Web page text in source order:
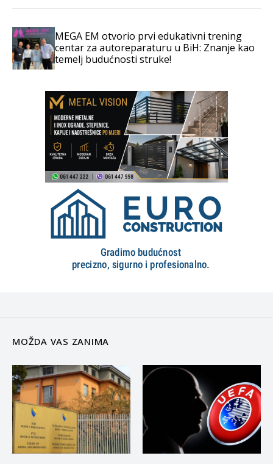
MEGA EM otvorio prvi edukativni trening
centar za autoreparaturu u BiH: Znanje kao
temelj budućnosti struke!
MOŽDA VAS ZANIMA